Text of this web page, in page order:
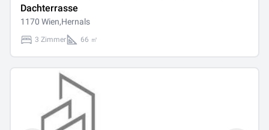
Dachterrasse
1170 Wien,Hernals
3 Zimmer 66 ㎡